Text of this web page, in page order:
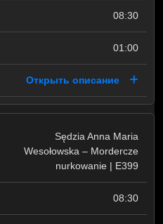
08:30
01:00
Открыть описание
Sędzia Anna Maria
Wesołowska – Mordercze
nurkowanie | E399
08:30